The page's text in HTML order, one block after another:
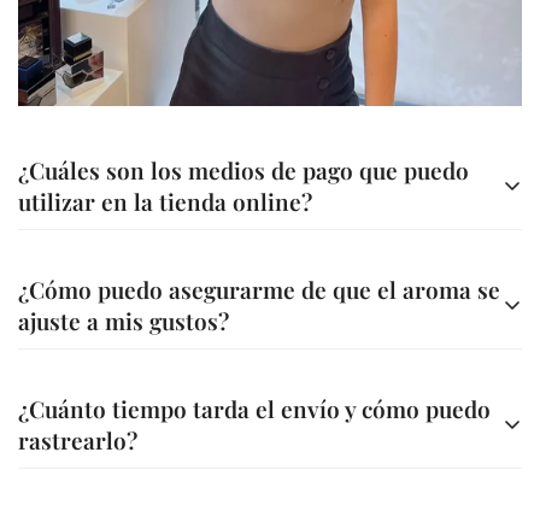
¿Cuáles son los medios de pago que puedo
utilizar en la tienda online?
comodidad
Credishop)
¿Cómo puedo asegurarme de que el aroma se
ajuste a mis gustos?
la fragancia ideal. Además, en la descripción de cada
perfume encontrarás información detallada sobre sus
¿Cuánto tiempo tarda el envío y cómo puedo
rastrearlo?
No, I'm not Yes, I am